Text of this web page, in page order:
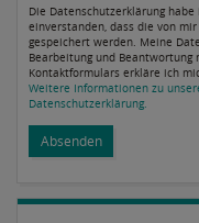
Die Datenschutzerklärung
einverstanden, dass die von
gespeichert werden. Meine
Bearbeitung und
Kontaktformulars erkläre ich
Weitere Informationen zu
Datenschutzerklärung.
Absenden